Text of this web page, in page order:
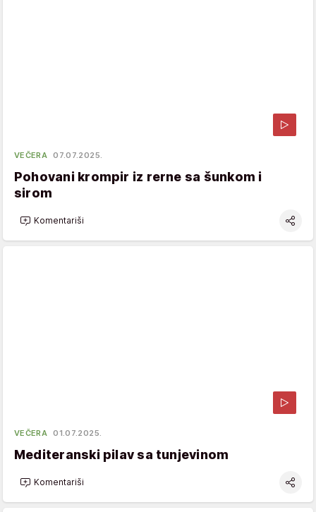
VEČERA 07.07.2025.
Pohovani krompir iz rerne sa šunkom i
sirom
Komentariši
VEČERA 01.07.2025.
Mediteranski pilav sa tunjevinom
Komentariši